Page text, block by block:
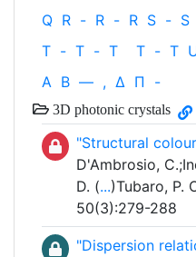
Q R - R - R S - S
T - T - T T - T
Α Β — , Δ Π -
3D photonic crystals
"Structural
D'Ambrosio,
D. (...)Tubaro, P.
50(3):279-288
"Dispersion